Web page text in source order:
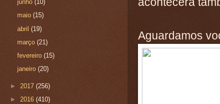
Aguardamos
junho(10)
maio(15)
abril(19)
março(21)
fevereiro(15)
janeiro(20)
► 2017 (256)
► 2016 (410)